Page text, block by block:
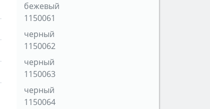
бежевый
1150061
черный
1150062
черный
1150063
черный
1150064